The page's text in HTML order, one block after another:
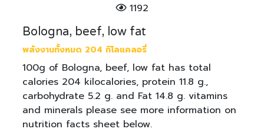
1192
Bologna, beef, low fat
พลังงานทั้งหมด 204 กิโลแคลอรี่
100g of Bologna, beef, low fat has total
calories 204 kilocalories, protein 11.8 g.,
carbohydrate 5.2 g. and Fat 14.8 g. vitamins
and minerals please see more information on
nutrition facts sheet below.